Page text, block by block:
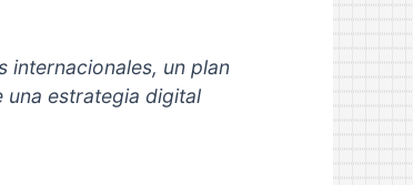
internacionales, un plan
una estrategia digital